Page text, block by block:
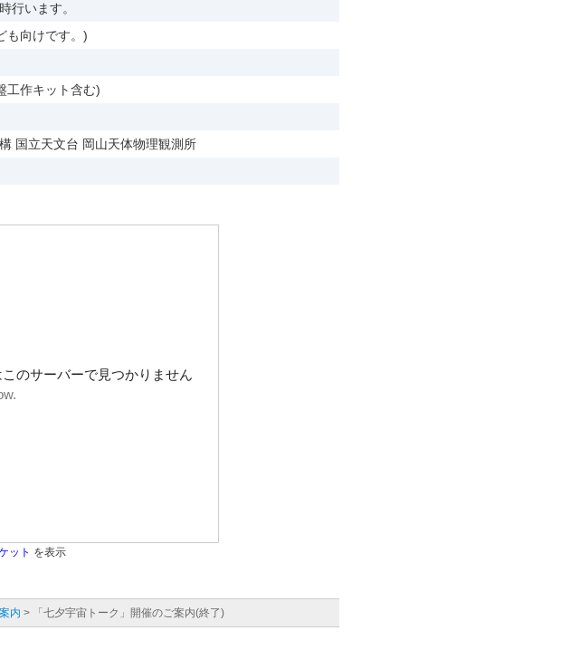
行います。
も向けです。)
工作キット含む)
国立天文台 岡山天体物理観測所
ット を表示
内 > 「七夕宇宙トーク」開催のご案内(終了)